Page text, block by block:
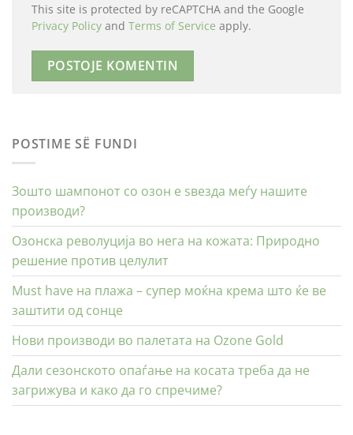
POSTIME SË FUNDI
Зошто шампонот со озон е ѕвезда меѓу нашите
производи?
Озонска револуција во нега на кожата: Природно
решение против целулит
Must have на плажа – супер моќна крема што ќе ве
заштити од сонце
Нови производи во палетата на Ozone Gold
Дали сезонското опаѓање на косата треба да не
загрижува и како да го спречиме?
This site is protected by reCAPTCHA and the Google
Privacy Policy and Terms of Service apply.